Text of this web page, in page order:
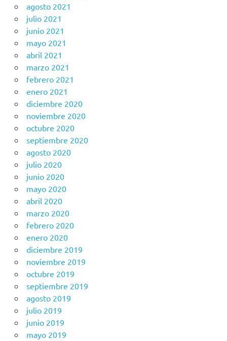
agosto 2021
julio 2021
junio 2021
mayo 2021
abril 2021
marzo 2021
febrero 2021
enero 2021
diciembre 2020
noviembre 2020
octubre 2020
septiembre 2020
agosto 2020
julio 2020
junio 2020
mayo 2020
abril 2020
marzo 2020
febrero 2020
enero 2020
diciembre 2019
noviembre 2019
octubre 2019
septiembre 2019
agosto 2019
julio 2019
junio 2019
mayo 2019